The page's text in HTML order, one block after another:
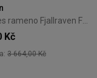
Taška přes rameno Fjallraven Farden - Coal Black
Kč
3 664,00 Kč